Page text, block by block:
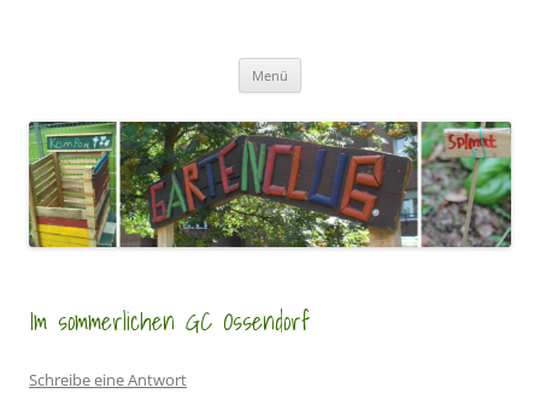
Menü
Im sommerlichen GC Ossendorf
Schreibe eine Antwort